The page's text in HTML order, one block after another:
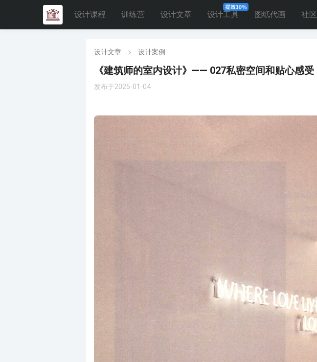
设计课程 训练营 设计文章 设计工具 图纸代画 社区
设计文章 设计案例
《建筑师的室内设计》—— 027私密空间和贴心感受
发布于2025-01-04